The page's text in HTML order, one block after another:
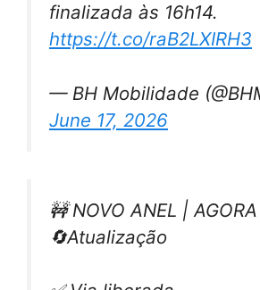
finalizada às 16h14.
https://t.co/raB2LXIRH3
— BH Mobilidade
June 17, 2026
🚧 NOVO ANEL |
🔄Atualização